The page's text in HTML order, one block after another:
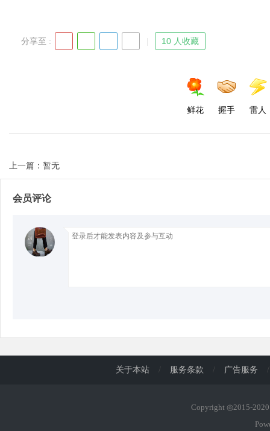
分享至 : 10 人收藏
鲜花 握手 雷人
上一篇：暂无
会员评论
关于本站 / 服务条款 / 广告服务 /
Copyright ◎2015-